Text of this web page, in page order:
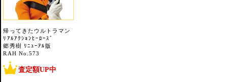
帰ってきたウルトラマン
ﾘｱﾙｱｸｼｮﾝﾋｰﾛｰｽﾞ
郷秀樹 ﾘﾆｭｰｱﾙ版
RAH No.573
査定額UP中